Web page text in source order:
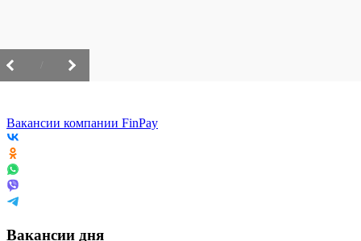
Вакансии компании FinPay
Вакансии дня